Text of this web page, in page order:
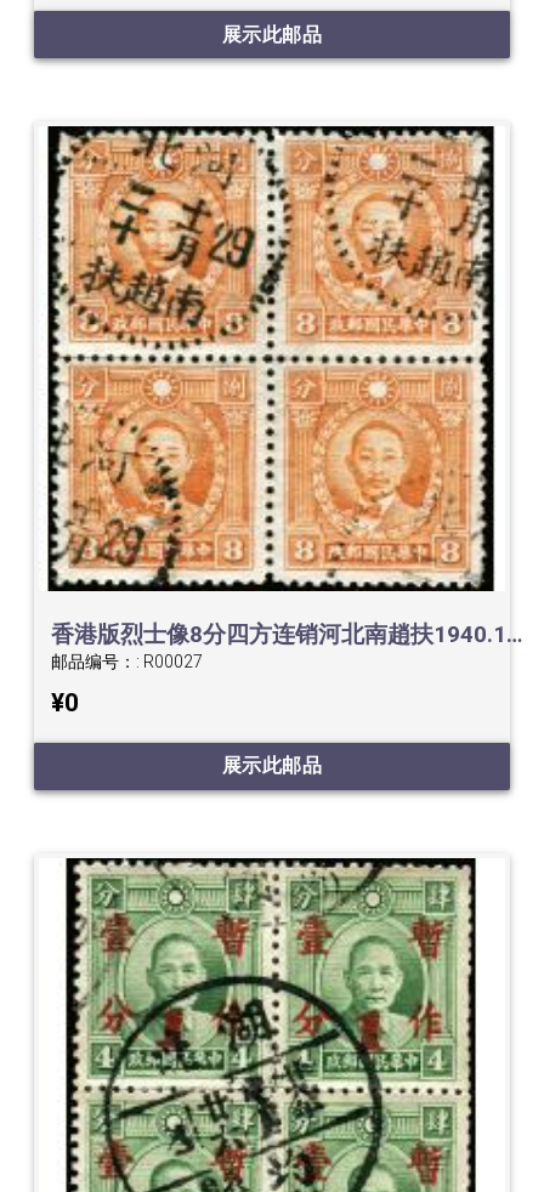
展示此邮品
香港版烈士像8分四方连销河北南趙扶1940.11.20点线戳
邮品编号：: R00027
¥0
展示此邮品